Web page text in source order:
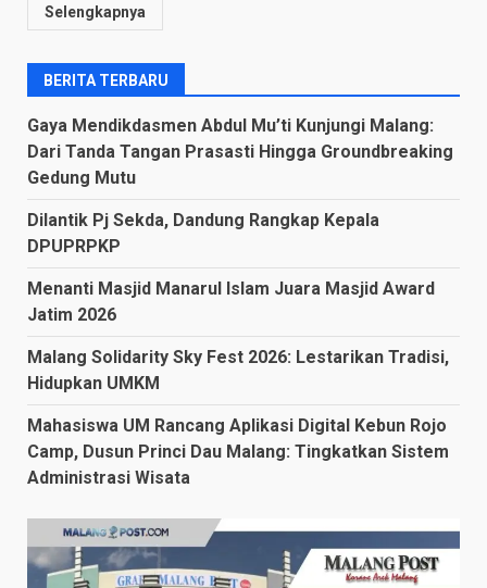
Selengkapnya
BERITA TERBARU
Gaya Mendikdasmen Abdul Mu’ti Kunjungi Malang:
Dari Tanda Tangan Prasasti Hingga Groundbreaking
Gedung Mutu
Dilantik Pj Sekda, Dandung Rangkap Kepala
DPUPRPKP
Menanti Masjid Manarul Islam Juara Masjid Award
Jatim 2026
Malang Solidarity Sky Fest 2026: Lestarikan Tradisi,
Hidupkan UMKM
Mahasiswa UM Rancang Aplikasi Digital Kebun Rojo
Camp, Dusun Princi Dau Malang: Tingkatkan Sistem
Administrasi Wisata